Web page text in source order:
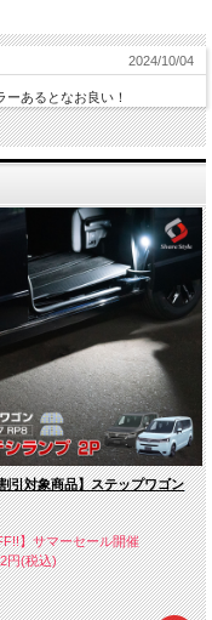
2024/10/04
あるとなお良い！
引対象商品】ステップワゴン
】サマーセール開催
円(税込)